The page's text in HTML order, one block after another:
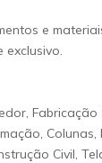
e
exclusivo.
Colunas,
Civil,